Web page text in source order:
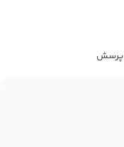
پرسش